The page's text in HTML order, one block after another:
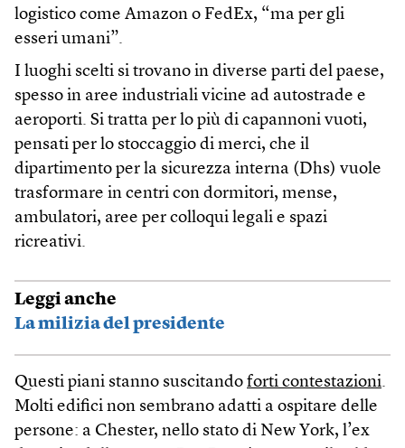
logistico come Amazon o FedEx, “ma per gli
esseri umani”.
I luoghi scelti si trovano in diverse parti del paese,
spesso in aree industriali vicine ad autostrade e
aeroporti. Si tratta per lo più di capannoni vuoti,
pensati per lo stoccaggio di merci, che il
dipartimento per la sicurezza interna (Dhs) vuole
trasformare in centri con dormitori, mense,
ambulatori, aree per colloqui legali e spazi
ricreativi.
Leggi anche
La milizia del presidente
Questi piani stanno suscitando forti contestazioni.
Molti edifici non sembrano adatti a ospitare delle
persone: a Chester, nello stato di New York, l’ex